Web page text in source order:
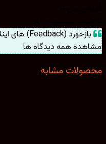
بازخورد (Feedback) های اینلاین
مشاهده همه دیدگاه ها
محصولات مشابه